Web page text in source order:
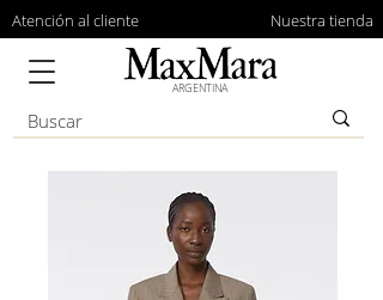
Atención al cliente Nuestra tienda
ARGENTINA